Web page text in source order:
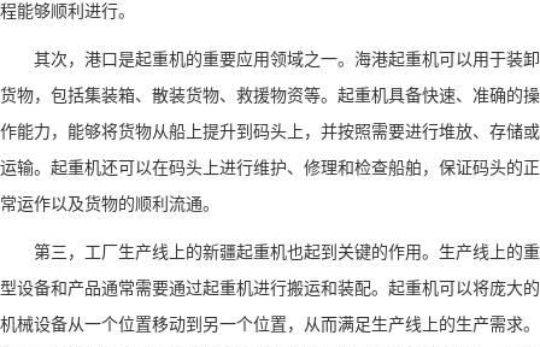
程能够顺利进行。
其次，港口是起重机的重要应用领域之一。海港起重机可以用于装卸
货物，包括集装箱、散装货物、救援物资等。起重机具备快速、准确的操
作能力，能够将货物从船上提升到码头上，并按照需要进行堆放、存储或
运输。起重机还可以在码头上进行维护、修理和检查船舶，保证码头的正
常运作以及货物的顺利流通。
第三，工厂生产线上的新疆起重机也起到关键的作用。生产线上的重
型设备和产品通常需要通过起重机进行搬运和装配。起重机可以将庞大的
机械设备从一个位置移动到另一个位置，从而满足生产线上的生产需求。